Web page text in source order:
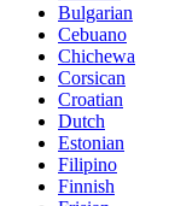
Bulgarian
Cebuano
Chichewa
Corsican
Croatian
Dutch
Estonian
Filipino
Finnish